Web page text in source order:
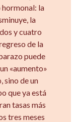
la
la
y cuatro
de la
puede
«aumento»
sino de un
que ya está
tasas más
tres meses